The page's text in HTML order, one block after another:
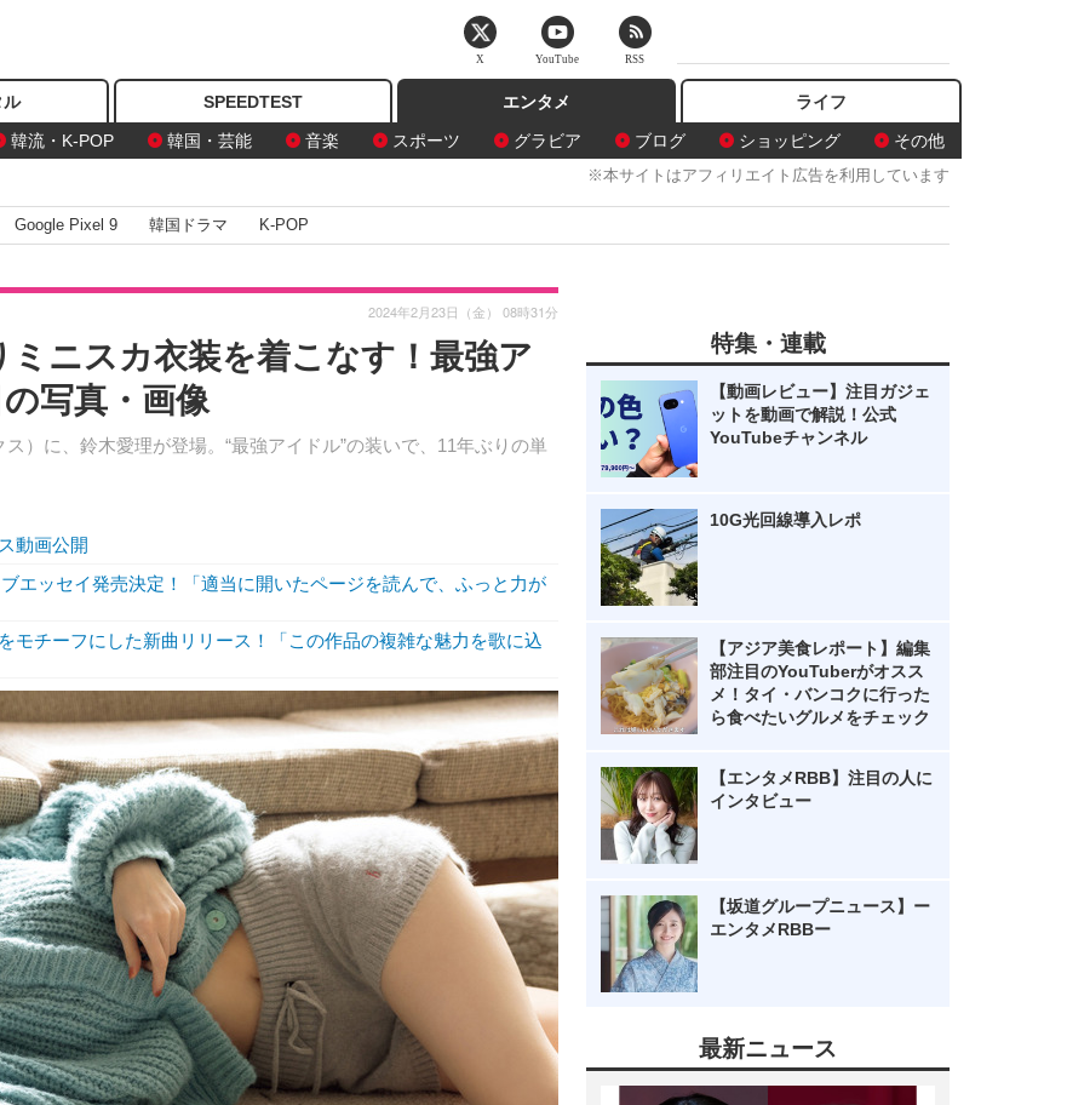
ル SPEEDTEST
エンタメ
韓流・K-POP 韓国・芸能 音楽 スポーツ グラビア ブログ ショッピング その他
ライフ
※本サイトはアフィリエイト広告を利用しています
Google Pixel 9 韓国ドラマ K-POP
ニスカ衣装を着こなす！最強ア
写真・画像
）に、鈴木愛理が登場。“最強アイドル”の装いで、11年ぶりの単
2024年2月23日（金） 08時31分
動画公開
エッセイ発売決定！「適当に開いたページを読んで、ふっと力が
モチーフにした新曲リリース！「この作品の複雑な魅力を歌に込
特集・連載
【動画レビュー】注目ガジェ
ットを動画で解説！公式
YouTubeチャンネル
10G光回線導入レポ
【アジア美食レポート】編集
部注目のYouTuberがオスス
メ！タイ・バンコクに行った
ら食べたいグルメをチェック
【エンタメRBB】注目の人に
インタビュー
【坂道グループニュース】ー
エンタメRBBー
最新ニュース
X YouTube RSS